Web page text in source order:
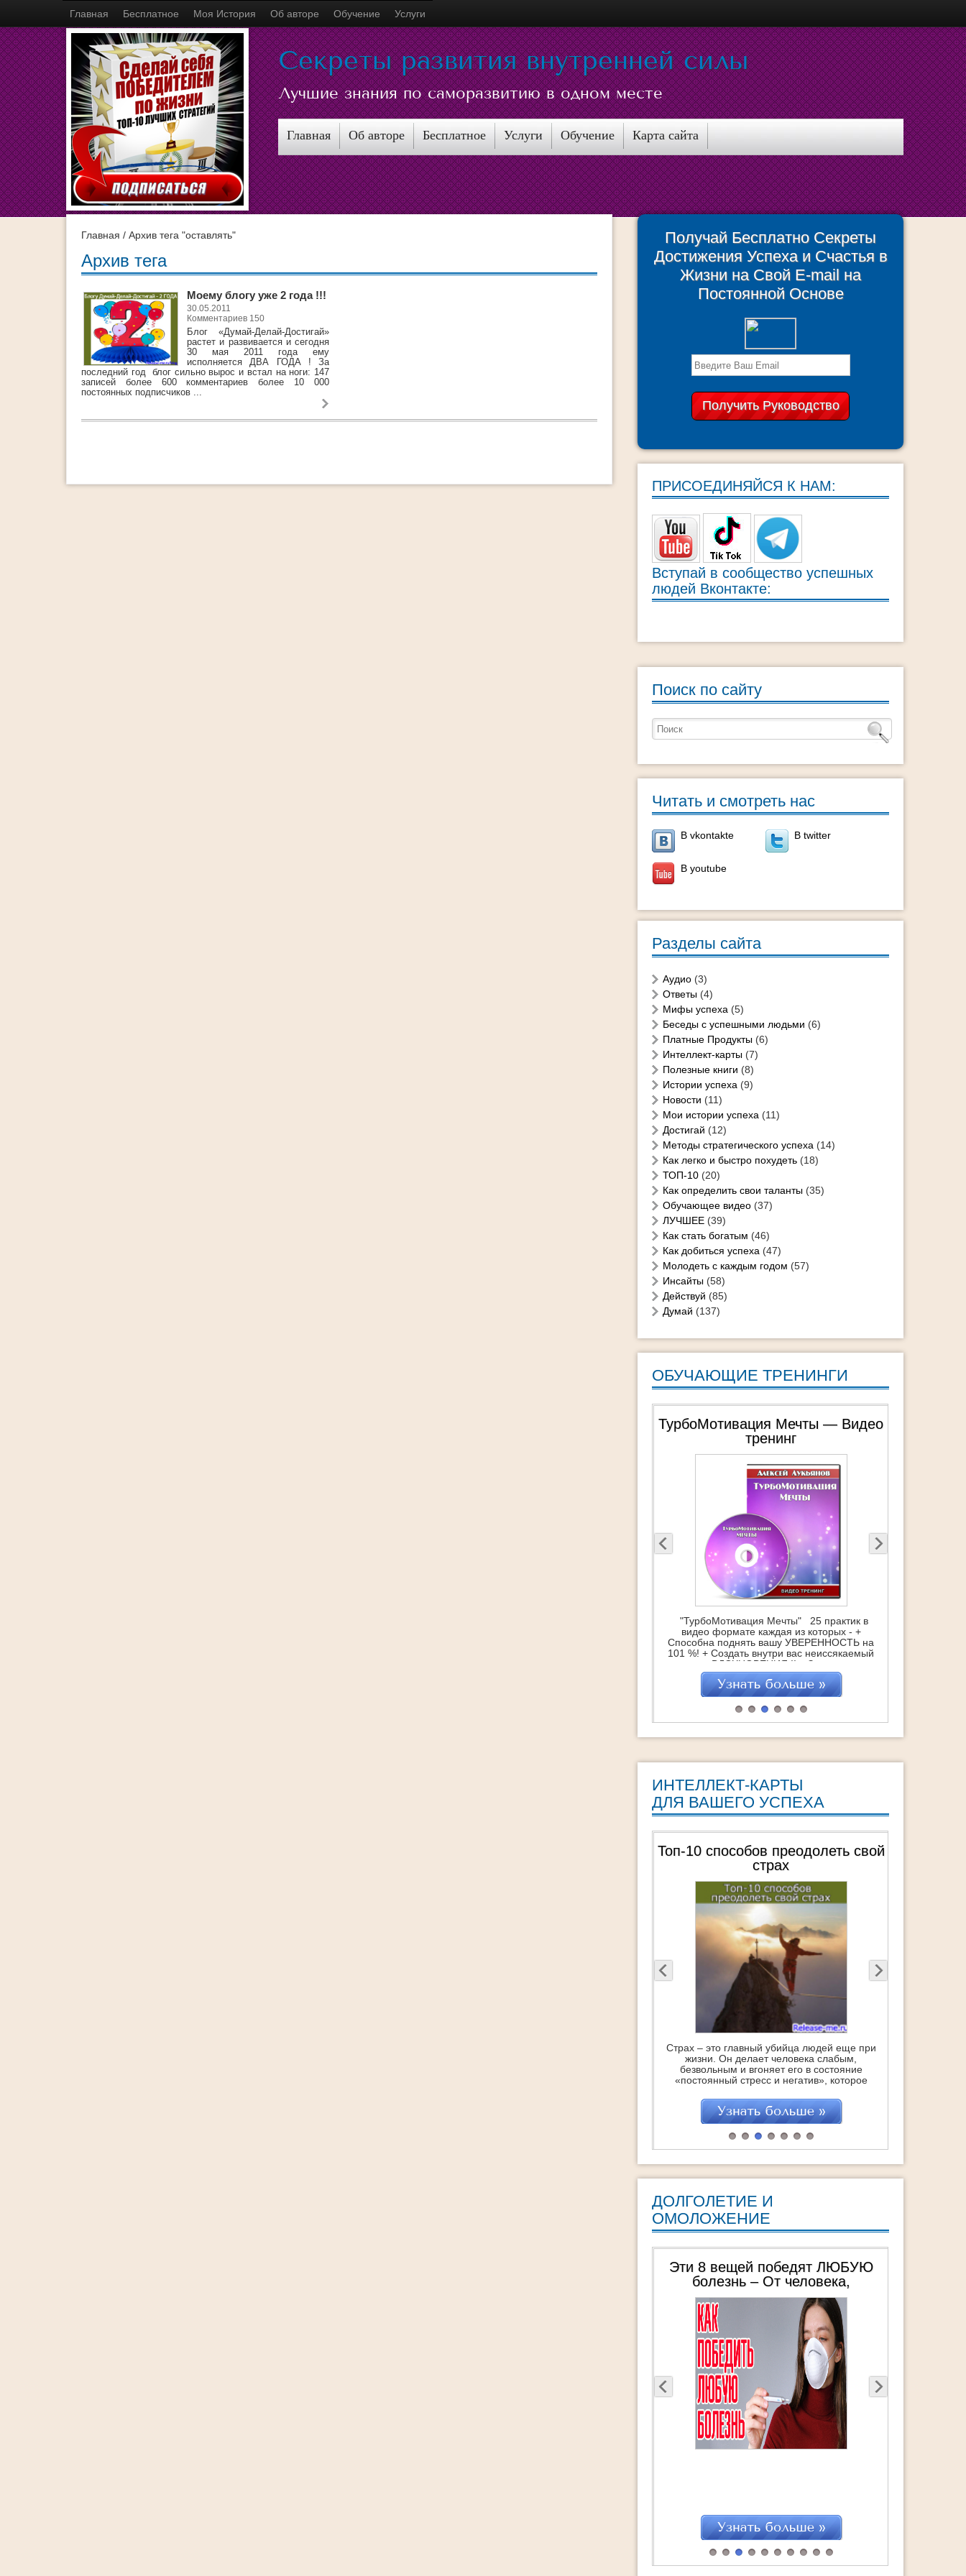
Главная Бесплатное Моя История Об авторе Обучение Услуги
Секреты развития внутренней силы
Лучшие знания по саморазвитию в одном месте
Главная Об авторе Бесплатное Услуги Обучение Карта сайта
Главная / Архив тега "оставлять"
Архив тега
Моему блогу уже 2 года !!!
30.05.2011
Комментариев 150
Блог «Думай-Делай-Достигай»
растет и развивается и сегодня
30 мая 2011 года ему
исполняется ДВА ГОДА ! За
последний год блог сильно вырос и встал на ноги: 147
записей более 600 комментариев более 10 000
постоянных подписчиков ...
Получай Бесплатно Секреты
Достижения Успеха и Счастья в
Жизни на Свой E-mail на
Постоянной Основе
ПРИСОЕДИНЯЙСЯ К НАМ:
Вступай в сообщество успешных
людей Вконтакте:
Поиск по сайту
Читать и смотреть нас
В vkontakte В twitter
В youtube
Разделы сайта
Аудио (3)
Ответы (4)
Мифы успеха (5)
Беседы с успешными людьми (6)
Платные Продукты (6)
Интеллект-карты (7)
Полезные книги (8)
Истории успеха (9)
Новости (11)
Мои истории успеха (11)
Достигай (12)
Методы стратегического успеха (14)
Как легко и быстро похудеть (18)
ТОП-10 (20)
Как определить свои таланты (35)
Обучающее видео (37)
ЛУЧШЕЕ (39)
Как стать богатым (46)
Как добиться успеха (47)
Молодеть с каждым годом (57)
Инсайты (58)
Действуй (85)
Думай (137)
ОБУЧАЮЩИЕ ТРЕНИНГИ
ТурбоМотивация Мечты — Видео
тренинг
"ТурбоМотивация Мечты" 25 практик в
видео формате каждая из которых - +
Способна поднять вашу УВЕРЕННОСТЬ на
101 %! + Создать внутри вас неиссякаемый
источник ВДОХНОВЕНИЯ !! + Зажечь супер-
мотивацию на достижение Мечты !!!
"ТурбоМотивация Мечты" это : 25
практических техник, которые помогут
навсегда обрести Вдохновение Обретение
ИНТЕЛЛЕКТ-КАРТЫ
ДЛЯ ВАШЕГО УСПЕХА
Топ-10 способов преодолеть свой
страх
Страх – это главный убийца людей еще при
жизни. Он делает человека слабым,
безвольным и вгоняет его в состояние
«постоянный стресс и негатив», которое
Это с одной стороны. Но с другой – это
отличная возможность стать сильнее,
поднять самооценку и получить заряд
бодрости и энергии на очень большое
ДОЛГОЛЕТИЕ И
ОМОЛОЖЕНИЕ
Эти 8 вещей победят ЛЮБУЮ
болезнь – От человека,
пережившего 3 общих наркоза